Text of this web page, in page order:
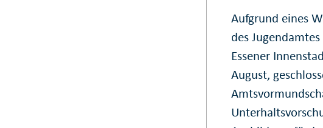
Aufgrund eines
des
Essener
August,